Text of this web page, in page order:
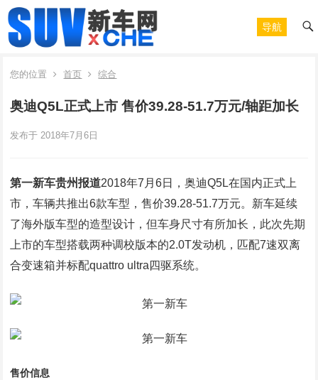
导航
您的位置 首页 综合
奥迪Q5L正式上市 售价39.28-51.7万元/轴距加长
发布于 2018年7月6日
第一新车贵州报道2018年7月6日，奥迪Q5L在国内正式上
市，车辆共推出6款车型，售价39.28-51.7万元。新车延续
了海外版车型的造型设计，但车身尺寸有所加长，此次先期
上市的车型搭载两种调校版本的2.0T发动机，匹配7速双离
合变速箱并标配quattro ultra四驱系统。
售价信息